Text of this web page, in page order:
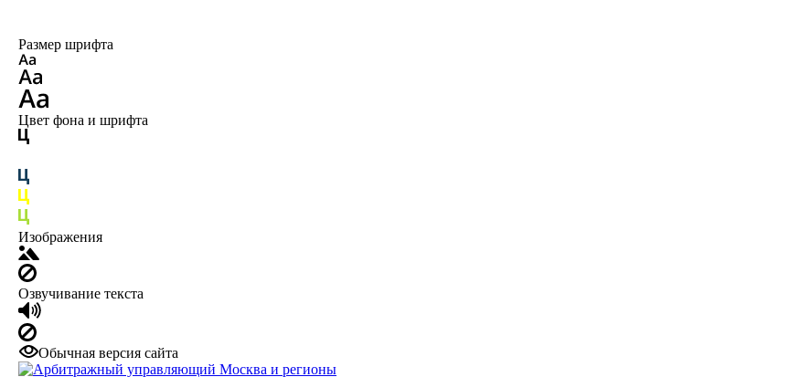
Размер шрифта
Цвет фона и шрифта
Изображения
Озвучивание текста
Обычная версия сайта